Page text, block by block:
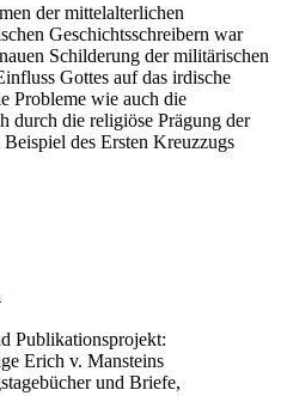
der mittelalterlichen
Geschichtsschreibern war
Schilderung der militärischen
Gottes auf das irdische
Probleme wie auch die
durch die religiöse Prägung der
des Ersten Kreuzzugs
Publikationsprojekt:
Erich v. Mansteins
und Briefe,